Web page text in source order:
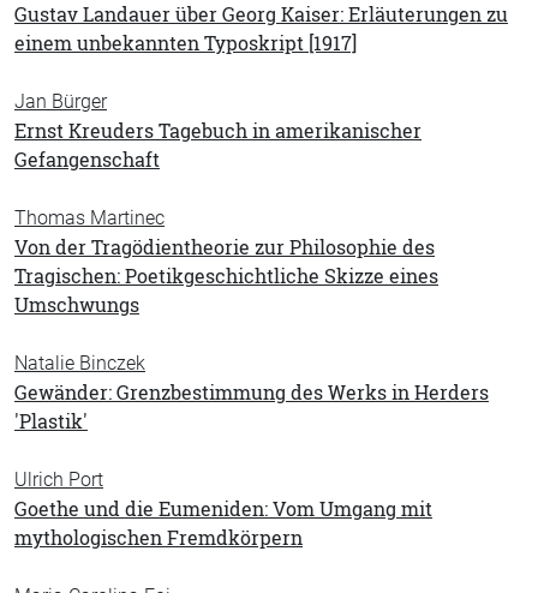
Gustav Landauer über Georg Kaiser: Erläuterungen zu
einem unbekannten Typoskript [1917]
Jan Bürger
Ernst Kreuders Tagebuch in amerikanischer
Gefangenschaft
Thomas Martinec
Von der Tragödientheorie zur Philosophie des
Tragischen: Poetikgeschichtliche Skizze eines
Umschwungs
Natalie Binczek
Gewänder: Grenzbestimmung des Werks in Herders
'Plastik'
Ulrich Port
Goethe und die Eumeniden: Vom Umgang mit
mythologischen Fremdkörpern